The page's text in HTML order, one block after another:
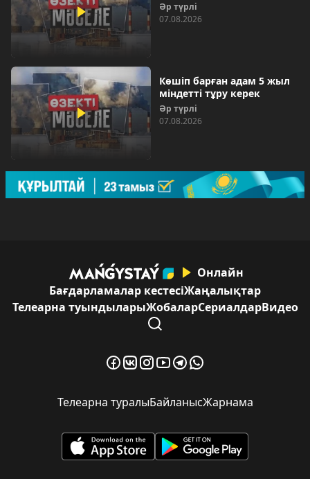
Әр түрлі
07.08.2026
Көшіп барған адам 5 жыл
міндетті тұру керек
Әр түрлі
07.08.2026
Онлайн
Бағдарламалар кестесіЖаңалықтар
Телеарна туындыларыЖобаларСериалдарВидео
Телеарна туралыБайланысЖарнама